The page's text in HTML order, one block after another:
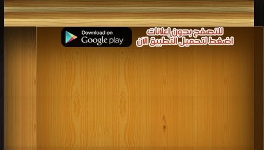
كتب 2002
كتب 2001 كتب 2000
كتب 1999
كتب 1998
كتب 1997 كتب 1996
كتب 1995
كتب 1994
كتب 1993 كتب 1992
كتب 1991
كتب 1984
كتب 1981 كتب 1980
كتب 1979
كتب 1976
كتب 1975